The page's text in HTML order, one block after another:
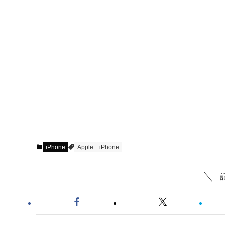
iPhone Apple iPhone